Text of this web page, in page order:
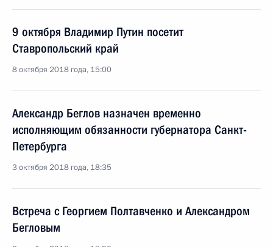
9 октября Владимир Путин посетит
Ставропольский край
8 октября 2018 года, 15:00
Александр Беглов назначен временно
исполняющим обязанности губернатора Санкт-
Петербурга
3 октября 2018 года, 18:35
Встреча с Георгием Полтавченко и Александром
Бегловым